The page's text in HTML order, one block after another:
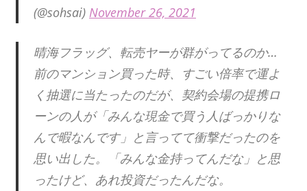
(@sohsai) November 26, 2021
晴海フラッグ、転売ヤーが群がってるのか…
前のマンション買った時、すごい倍率で運よ
く抽選に当たったのだが、契約会場の提携ロ
ーンの人が「みんな現金で買う人ばっかりな
んで暇なんです」と言ってて衝撃だったのを
思い出した。「みんな金持ってんだな」と思
ったけど、あれ投資だったんだな。